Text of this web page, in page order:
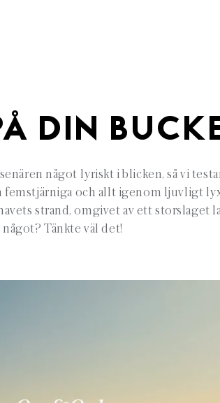
DIN
något lyriskt i blicken, så vi
femstjärniga och allt igenom ljuvligt
strand, omgivet av ett storslaget
något? Tänkte väl det!